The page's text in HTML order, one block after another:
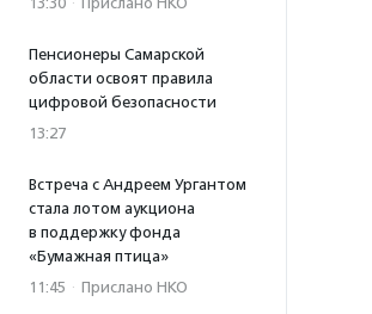
Пенсионеры Самарской
области освоят правила
цифровой безопасности
13:27
Встреча с Андреем Ургантом
стала лотом аукциона
в поддержку фонда
«Бумажная птица»
11:45 · Прислано НКО